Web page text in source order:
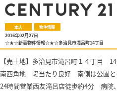
本店 物件情報
2016年02月27日
☆★☆新着物件情報☆★☆多治見市滝呂町14丁目
【売土地】多治見市滝呂町１４丁目
南西角地 陽当たり良好 南側は公園と
24時間営業西友滝呂店徒歩約4分 病院